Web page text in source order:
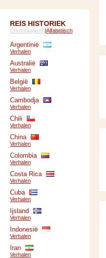
REIS HISTORIEK
Chronologisch|Alfabetisch
Argentinië
Verhalen
Australië
Verhalen
België
Verhalen
Cambodja
Verhalen
Chili
Verhalen
China
Verhalen
Colombia
Verhalen
Costa Rica
Verhalen
Cuba
Verhalen
Ijsland
Verhalen
Indonesië
Verhalen
Iran
Verhalen